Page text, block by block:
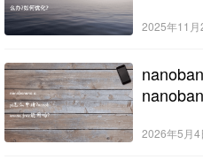
2025年11月
2026年5月4